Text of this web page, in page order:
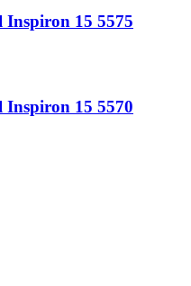
15 5575
15 5570